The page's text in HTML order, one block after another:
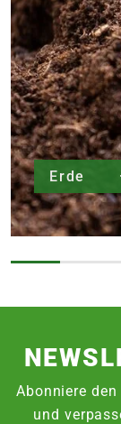
Erde
Abonniere
und